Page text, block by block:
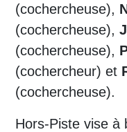
(cochercheuse),
(cochercheuse),
(cochercheuse),
(cochercheur) et
(cochercheuse).
Hors-Piste vise à